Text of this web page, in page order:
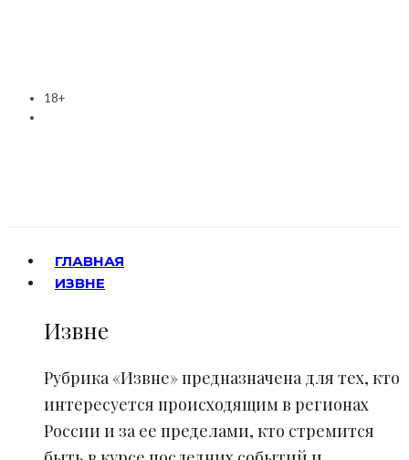
18+
ГЛАВНАЯ
ИЗВНЕ
Извне
Рубрика «Извне» предназначена для тех, кто
интересуется происходящим в регионах
России и за ее пределами, кто стремится